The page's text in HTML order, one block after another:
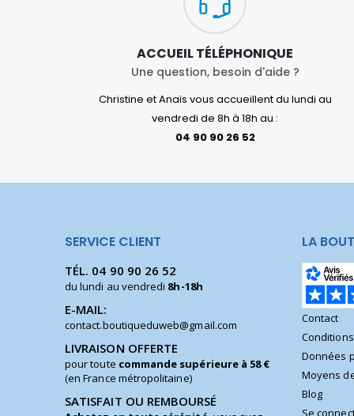
ACCUEIL TÉLÉPHONIQUE
Une question, besoin d'aide ?
Christine et Anaïs vous accueillent du lundi au
vendredi de 8h à 18h au :
04 90 90 26 52
SERVICE CLIENT
TÉL. 04 90 90 26 52
du lundi au vendredi 8h-18h
E-MAIL:
contact.boutiqueduweb@gmail.com
LIVRAISON OFFERTE
pour toute commande supérieure à 58 €
(en France métropolitaine)
SATISFAIT OU REMBOURSÉ
LA
Contact
Données
Moyens
Blog